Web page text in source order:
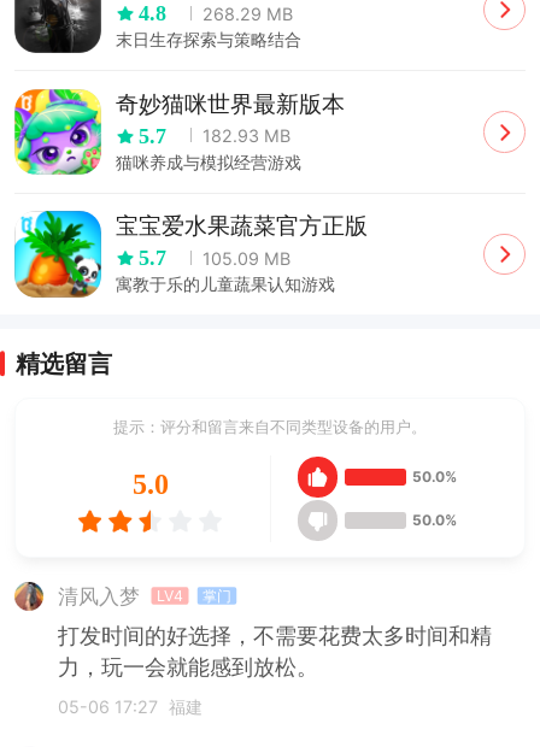
4.8
268.29 MB
末日生存探索与策略结合
奇妙猫咪世界最新版本
5.7
182.93 MB
猫咪养成与模拟经营游戏
宝宝爱水果蔬菜官方正版
5.7
105.09 MB
寓教于乐的儿童蔬果认知游戏
精选留言
提示：评分和留言来自不同类型设备的用户。
5.0 50.0%
50.0%
清风入梦 LV4 掌门
打发时间的好选择，不需要花费太多时间和精
力，玩一会就能感到放松。
05-06 17:27 福建